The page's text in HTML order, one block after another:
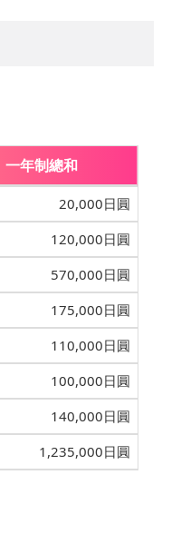
一年制總和
20,000日圓
120,000日圓
570,000日圓
175,000日圓
110,000日圓
100,000日圓
140,000日圓
1,235,000日圓